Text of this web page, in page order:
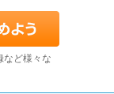
など様々な